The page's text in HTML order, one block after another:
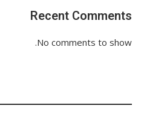
Recent Comments
No comments to show.